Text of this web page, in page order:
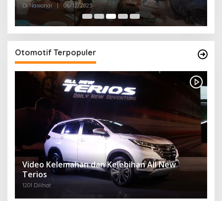
Di Nasional | 06/12/2025
Otomotif Terpopuler
Video Kelemahan dan Kelebihan All New
Terios
1201 Dilihat